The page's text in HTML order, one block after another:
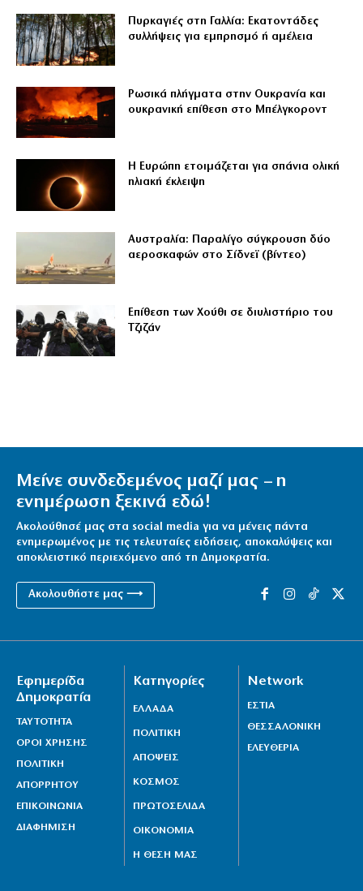
Πυρκαγιές στη Γαλλία: Εκατοντάδες
συλλήψεις για εμπρησμό ή αμέλεια
Ρωσικά πλήγματα στην Ουκρανία και
ουκρανική επίθεση στο Μπέλγκοροντ
Η Ευρώπη ετοιμάζεται για σπάνια ολική
ηλιακή έκλειψη
Αυστραλία: Παραλίγο σύγκρουση δύο
αεροσκαφών στο Σίδνεϊ (βίντεο)
Επίθεση των Χούθι σε διυλιστήριο του
Τζιζάν
Μείνε συνδεδεμένος μαζί μας – η
ενημέρωση ξεκινά εδώ!
Ακολούθησέ μας στα social media για να μένεις πάντα
ενημερωμένος με τις τελευταίες ειδήσεις, αποκαλύψεις και
αποκλειστικό περιεχόμενο από τη Δημοκρατία.
Ακολουθήστε μας ⟶
Εφημερίδα
Δημοκρατία
ΤΑΥΤΟΤΗΤΑ
ΟΡΟΙ ΧΡΗΣΗΣ
ΠΟΛΙΤΙΚΗ
ΑΠΟΡΡΗΤΟΥ
ΕΠΙΚΟΙΝΩΝΙΑ
ΔΙΑΦΗΜΙΣΗ
Κατηγορίες
ΕΛΛΑΔΑ
ΠΟΛΙΤΙΚΗ
ΑΠΟΨΕΙΣ
ΚΟΣΜΟΣ
ΠΡΩΤΟΣΕΛΙΔΑ
ΟΙΚΟΝΟΜΙΑ
Η ΘΕΣΗ ΜΑΣ
Network
ΕΣΤΙΑ
ΘΕΣΣΑΛΟΝΙΚΗ
ΕΛΕΥΘΕΡΙΑ